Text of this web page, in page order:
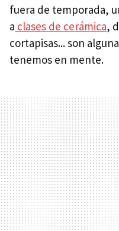
fuera de temporada,
a clases de cerámica,
cortapisas... son
tenemos en mente.